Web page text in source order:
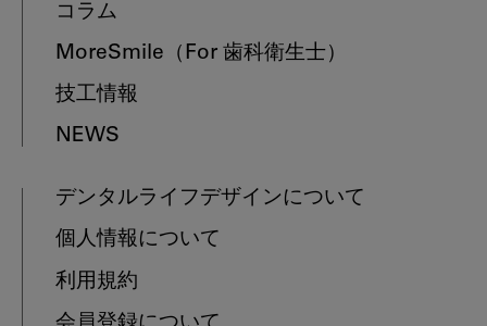
コラム
MoreSmile （For 歯科衛生士）
技工情報
NEWS
デンタルライフデザインについて
個人情報について
利用規約